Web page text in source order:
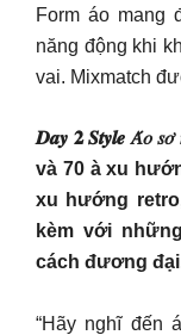
Form áo mang
năng động khi
vai. Mixmatch
𝑫𝒂𝒚 𝟐 𝑺𝒕𝒚𝒍𝒆 𝐴́𝑜
và 70 à xu
xu hướng
kèm với
cách đương
“Hãy nghĩ đến